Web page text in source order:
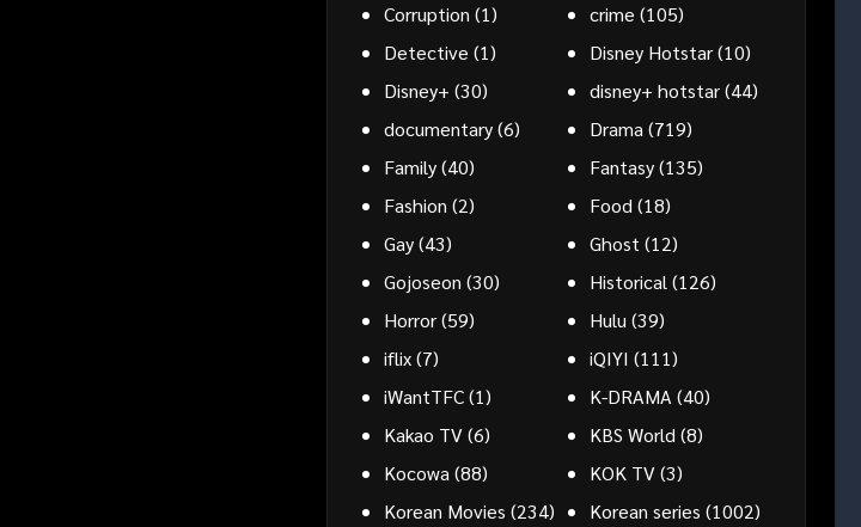
Corruption (1) crime (105)
Detective (1) Disney Hotstar(10)
Disney+ (30) disney+ hotstar(44)
documentary(6) Drama(719)
Family(40) Fantasy(135)
Fashion (2) Food(18)
Gay(43) Ghost(12)
Gojoseon (30) Historical(126)
Horror(59) Hulu(39)
iflix(7) iQIYI (111)
iWantTFC(1) K-DRAMA(40)
Kakao TV(6) KBS World(8)
Kocowa(88) KOK TV(3)
Korean Movies (234) Korean series (1002)